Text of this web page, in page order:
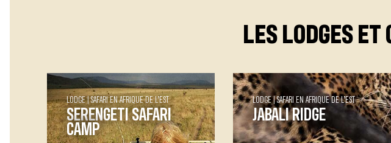
LES LODGES
LODGE SAFARI EN AFRIQUE DE L’EST
SERENGETI SAFARI
CAMP
LODGE SAFARI EN AFRIQUE DE L’EST
JABALI RIDGE